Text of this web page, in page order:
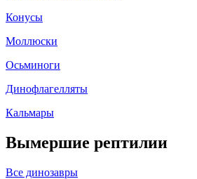
Конусы
Моллюски
Осьминоги
Динофлагелляты
Кальмары
Вымершие рептилии
Все динозавры